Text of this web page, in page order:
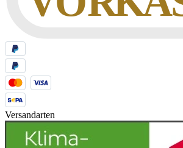
Versandarten